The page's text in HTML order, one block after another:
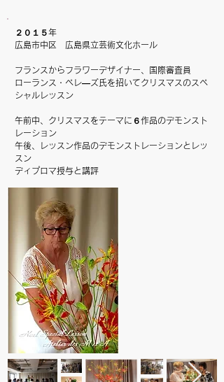
２０１５年
広島市中区 広島県立芸術文化ホール
フランスからフラワーデザイナー、国際審査員
ローランス・ペレ―ズ氏を招いてクリスマスのスペ
シャルレッスン
午前中、クリスマスをテーマに６作品のデモンスト
レーション
​午後、レッスン作品のデモンストレーションとレッ
スン
ディプロマ授与と講評